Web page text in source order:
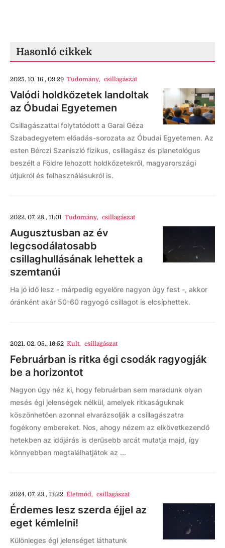
Hasonló cikkek
2025. 10. 16., 09:29 Tudomány, csillagászat
Valódi holdkőzetek landoltak
az Óbudai Egyetemen
Csillagászattal folytatódott a Garai Géza
Szabadegyetem előadás-sorozata az Óbudai Egyetemen. Az
esten Bérczi Szaniszló fizikus, csillagász és planetológus
beszélt a Földre lehozott holdkőzetekről, magyarországi
útjukról és felhasználásukról is.
2022. 07. 28., 11:01 Tudomány, csillagászat
Augusztusban az év
legcsodálatosabb
csillaghullásának lehettek a
szemtanúi
Ha jó idő lesz - márpedig egyelőre nagyon úgy fest -, akkor
óránként akár 50-60 ragyogó csillagot is elcsíphettek.
2021. 02. 05., 16:52 Kult, csillagászat
Februárban is ritka égi csodák ragyogják
be a horizontot
Nagyon úgy néz ki, hogy februárban sem maradunk olyan
mesés égi jelenségek nélkül, amelyek ritkaságuknak
köszönhetően azonnal elvarázsolják a csillagászatra
fogékony embereket. Nos, ahogy nézem az elkövetkezendő
hetekben az időjárás is derűsebb arcát mutatja majd, így
könnyebben megtalálhatjátok az ...
2024. 07. 23., 13:22 Életmód, csillagászat
Érdemes lesz szerda éjjel az
eget kémlelni!
Különleges égi jelenséget láthatunk